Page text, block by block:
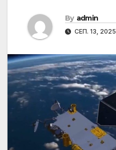
By admin
СЕП. 13, 2025